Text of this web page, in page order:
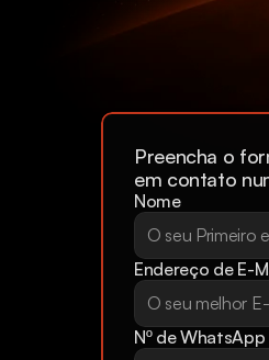
Preencha o
em contato
Nome
Endereço de E-
Nº de WhatsApp